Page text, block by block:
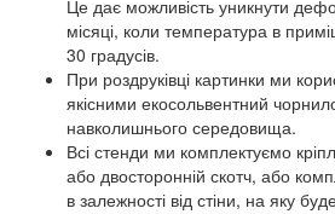
Це дає можливість уникнути
місяці, коли температура в
30 градусів.
При роздруківці картинки ми
якісними екосольвентний
навколишнього середовища.
Всі стенди ми комплектуємо
або двосторонній скотч, або
в залежності від стіни, на яку